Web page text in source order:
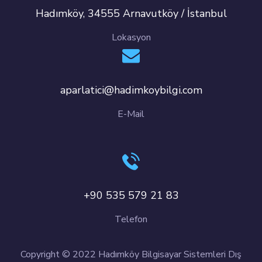
Hadımköy, 34555 Arnavutköy / İstanbul
Lokasyon
aparlatici@hadimkoybilgi.com
E-Mail
+90 535 579 21 83
Telefon
Copyright © 2022 Hadımköy Bilgisayar Sistemleri Dış